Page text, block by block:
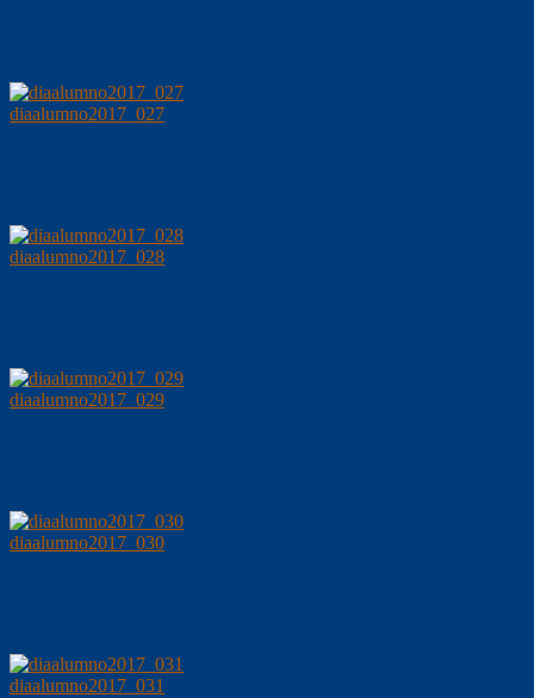
diaalumno2017_027
diaalumno2017_028
diaalumno2017_029
diaalumno2017_030
diaalumno2017_031